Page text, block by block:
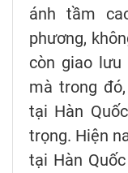
ánh tầm
phương,
còn giao lưu
mà trong
tại Hàn
trọng. Hiện
tại Hàn